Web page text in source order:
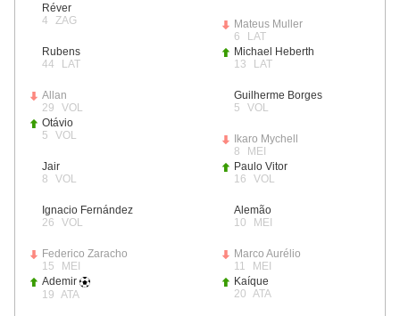
Réver
4
ZAG
Rubens
44
LAT
Allan
29
VOL
Otávio
5
VOL
Jair
8
VOL
Ignacio Fernández
26
VOL
Federico Zaracho
15
MEI
Ademir
19 ATA
Mateus Muller
6
LAT
Michael Heberth
13
LAT
Guilherme Borges
5
VOL
Ikaro Mychell
8
MEI
Paulo Vitor
16
VOL
Alemão
10
MEI
Marco Aurélio
11
MEI
Kaíque
20 ATA